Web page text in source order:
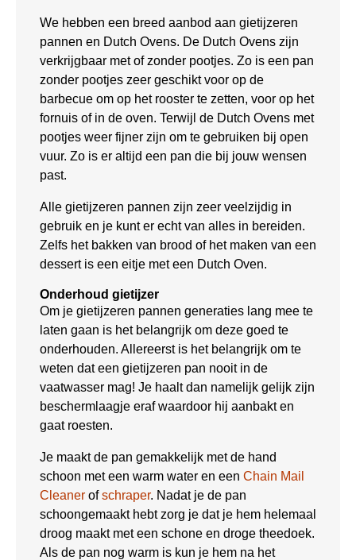
We hebben een breed aanbod aan gietijzeren
pannen en Dutch Ovens. De Dutch Ovens zijn
verkrijgbaar met of zonder pootjes. Zo is een pan
zonder pootjes zeer geschikt voor op de
barbecue om op het rooster te zetten, voor op het
fornuis of in de oven. Terwijl de Dutch Ovens met
pootjes weer fijner zijn om te gebruiken bij open
vuur. Zo is er altijd een pan die bij jouw wensen
past.
Alle gietijzeren pannen zijn zeer veelzijdig in
gebruik en je kunt er echt van alles in bereiden.
Zelfs het bakken van brood of het maken van een
dessert is een eitje met een Dutch Oven.
Onderhoud gietijzer
Om je gietijzeren pannen generaties lang mee te
laten gaan is het belangrijk om deze goed te
onderhouden. Allereerst is het belangrijk om te
weten dat een gietijzeren pan nooit in de
vaatwasser mag! Je haalt dan namelijk gelijk zijn
beschermlaagje eraf waardoor hij aanbakt en
gaat roesten.
Je maakt de pan gemakkelijk met de hand
schoon met een warm water en een Chain Mail
Cleaner ofschraper. Nadat je de pan
schoongemaakt hebt zorg je dat je hem helemaal
droog maakt met een schone en droge theedoek.
Als de pan nog warm is kun je hem na het